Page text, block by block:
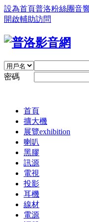
設為首頁普洛粉絲團音
開啟輔助訪問
密碼
首頁
擴大機
展覽exhibition
喇叭
黑膠
訊源
電視
投影
耳機
線材
電源